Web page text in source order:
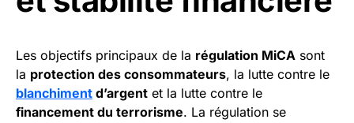
Les objectifs principaux de la régulation MiCA sont
la protection des consommateurs, la lutte contre le
blanchiment d’argent et la lutte contre le
financement du terrorisme. La régulation se